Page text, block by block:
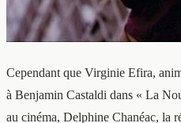
Cependant que Virginie Efira,
à Benjamin Castaldi dans « La
au cinéma, Delphine Chanéac, la